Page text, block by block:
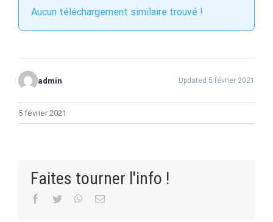
Aucun téléchargement similaire trouvé !
admin Updated 5 février 2021
5 février 2021
Faites tourner l'info !
Facebook
Twitter WhatsApp
Email